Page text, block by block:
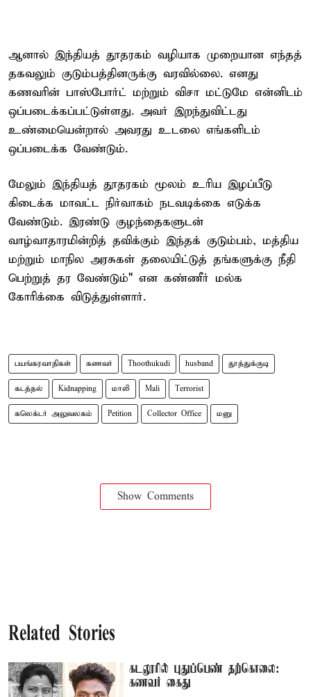
ஆனால் இந்தியத் தூதரகம் வழியாக முறையான எந்தத்
தகவலும் குடும்பத்தினருக்கு வரவில்லை. எனது
கணவரின் பாஸ்போர்ட் மற்றும் விசா மட்டுமே என்னிடம்
ஒப்படைக்கப்பட்டுள்ளது. அவர் இறந்துவிட்டது
உண்மையென்றால் அவரது உடலை எங்களிடம்
ஒப்படைக்க வேண்டும்.
மேலும் இந்தியத் தூதரகம் மூலம் உரிய இழப்பீடு
கிடைக்க மாவட்ட நிர்வாகம் நடவடிக்கை எடுக்க
வேண்டும். இரண்டு குழந்தைகளுடன்
வாழ்வாதாரமின்றித் தவிக்கும் இந்தக் குடும்பம், மத்திய
மற்றும் மாநில அரசுகள் தலையிட்டுத் தங்களுக்கு நீதி
பெற்றுத் தர வேண்டும்" என கண்ணீர் மல்க
கோரிக்கை விடுத்துள்ளார்.
பயங்கரவாதிகள் கணவர் Thoothukudi husband தூத்துக்குடி
கடத்தல் Kidnapping மாலி Mali Terrorist
கலெக்டர் அலுவலகம் Petition Collector Office மனு
Show Comments
Related Stories
கடலூரில் புதுப்பெண் தற்கொலை:
கணவர் கைது